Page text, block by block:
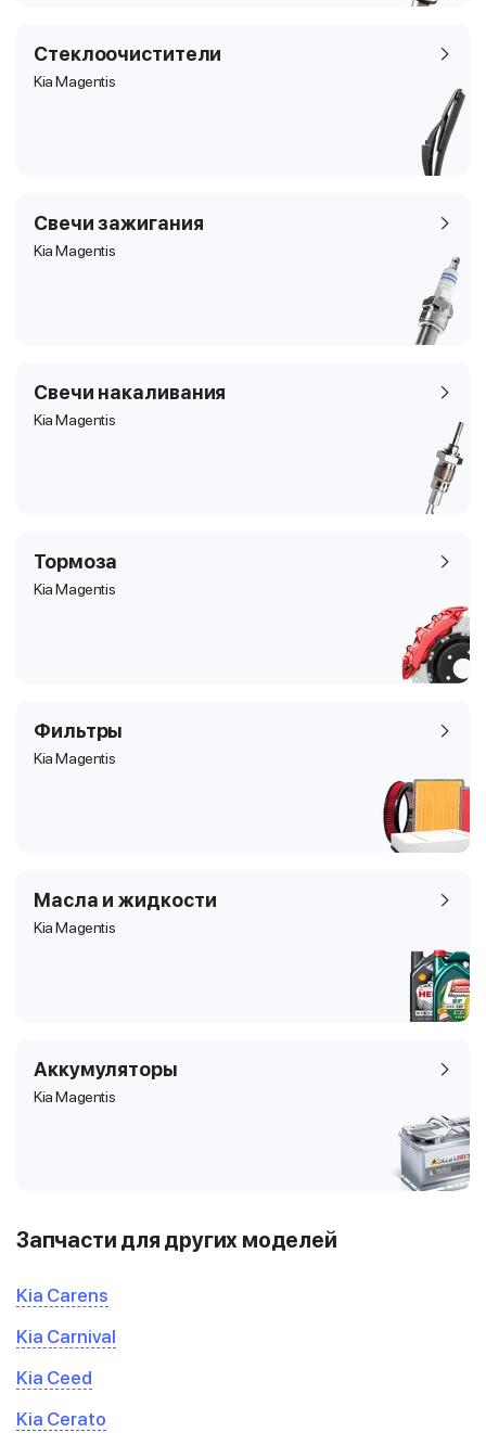
Стеклоочистители
Kia Magentis
Свечи зажигания
Kia Magentis
Свечи накаливания
Kia Magentis
Тормоза
Kia Magentis
Фильтры
Kia Magentis
Масла и жидкости
Kia Magentis
Аккумуляторы
Kia Magentis
Запчасти для других моделей
Kia Carens
Kia Carnival
Kia Ceed
Kia Cerato